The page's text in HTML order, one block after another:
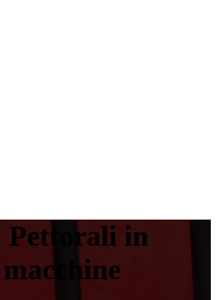
Pettorali in
macchine